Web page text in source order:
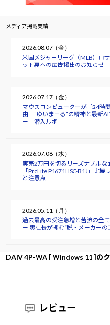
メディア掲載実績
2026.08.07（金）
米国メジャーリーグ（MLB）ロ
ット裏への広告掲出のお知らせ
2026.07.17（金）
マウスコンピューターが「24時
由 “ゆいまーる”の精神と最新
ー」潜入ルポ
2026.07.08（水）
実売2万円を切るリーズナブルな
「ProLite P1671HSC-B1J」実
と注意点
2026.05.11（月）
過去最高の受注急増と苦渋の全モ
ー 軣社長が挑む“脱・メーカー
DAIV 4P-WA [ Windows 11 ]の
レビュー